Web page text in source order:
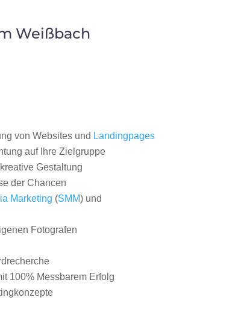
Weißbach
von Websites und Landingpages
auf Ihre Zielgruppe
Gestaltung
der Chancen
Marketing (SMM) und
Fotografen
100% Messbarem Erfolg